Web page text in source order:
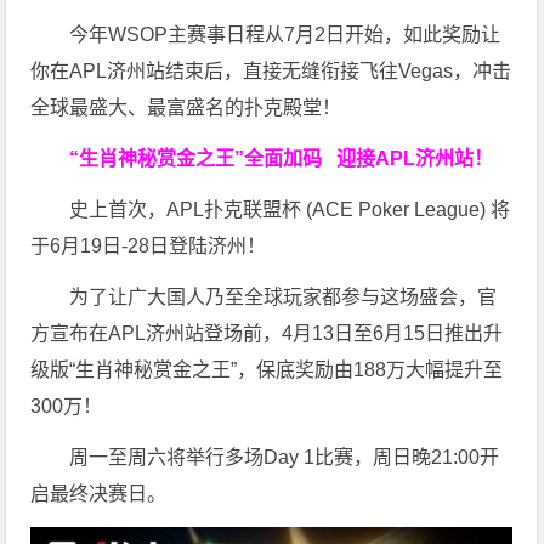
今年WSOP主赛事日程从7月2日开始，如此奖励让
你在APL济州站结束后，直接无缝衔接飞往Vegas，冲击
全球最盛大、最富盛名的扑克殿堂！
“生肖神秘赏金之王”全面加码迎接APL济州站！
史上首次，APL扑克联盟杯 (ACE Poker League) 将
于6月19日-28日登陆济州！
为了让广大国人乃至全球玩家都参与这场盛会，官
方宣布在APL济州站登场前，4月13日至6月15日推出升
级版“生肖神秘赏金之王”，保底奖励由188万大幅提升至
300万！
周一至周六将举行多场Day 1比赛，周日晚21:00开
启最终决赛日。